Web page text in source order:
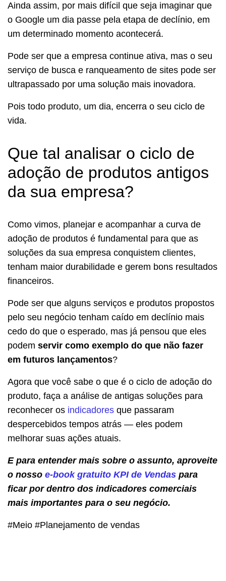
Ainda assim, por mais difícil que seja imaginar que
o Google um dia passe pela etapa de declínio, em
um determinado momento acontecerá.
Pode ser que a empresa continue ativa, mas o seu
serviço de busca e ranqueamento de sites pode ser
ultrapassado por uma solução mais inovadora.
Pois todo produto, um dia, encerra o seu ciclo de
vida.
Que tal analisar o ciclo de
adoção de produtos antigos
da sua empresa?
Como vimos, planejar e acompanhar a curva de
adoção de produtos é fundamental para que as
soluções da sua empresa conquistem clientes,
tenham maior durabilidade e gerem bons resultados
financeiros.
Pode ser que alguns serviços e produtos propostos
pelo seu negócio tenham caído em declínio mais
cedo do que o esperado, mas já pensou que eles
podem servir como exemplo do que não fazer
em futuros lançamentos?
Agora que você sabe o que é o ciclo de adoção do
produto, faça a análise de antigas soluções para
reconhecer os indicadores que passaram
despercebidos tempos atrás — eles podem
melhorar suas ações atuais.
E para entender mais sobre o assunto, aproveite
o nosso e-book gratuito KPI de Vendas para
ficar por dentro dos indicadores comerciais
mais importantes para o seu negócio.
#Meio #Planejamento de vendas